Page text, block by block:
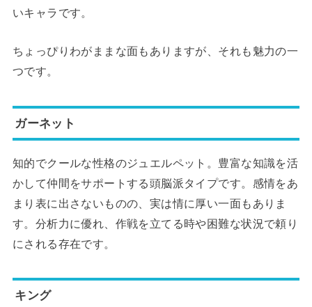
いキャラです。
ちょっぴりわがままな面もありますが、それも魅力の一
つです。
ガーネット
知的でクールな性格のジュエルペット。豊富な知識を活
かして仲間をサポートする頭脳派タイプです。感情をあ
まり表に出さないものの、実は情に厚い一面もありま
す。分析力に優れ、作戦を立てる時や困難な状況で頼り
にされる存在です。
キング